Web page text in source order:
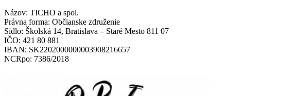
Názov: TICHO a spol.
Právna forma: Občianske združenie
Sídlo: Školská 14, Bratislava – Staré Mesto 811 07
IČO: 421 80 881
IBAN: SK2202000000003908216657
NCRpo: 7386/2018